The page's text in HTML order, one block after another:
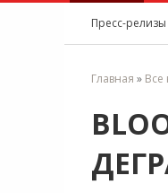
Пресс-релизы
Главная » Все